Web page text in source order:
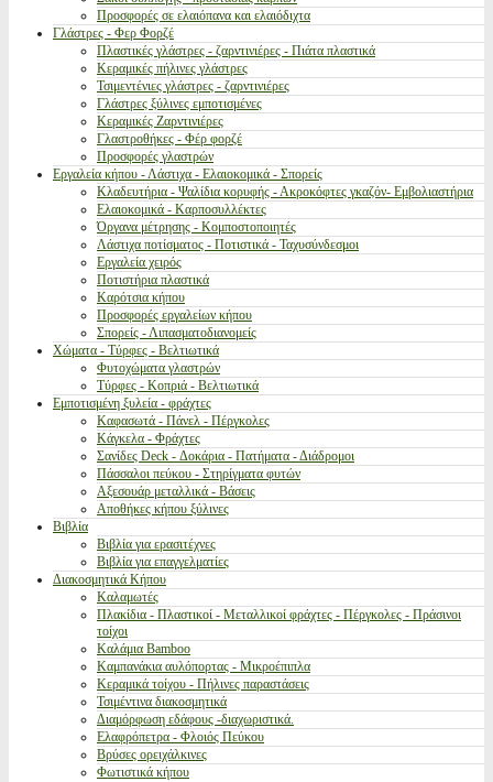
Προσφορές σε ελαιόπανα και ελαιόδιχτα
Γλάστρες - Φερ Φορζέ
Πλαστικές γλάστρες - ζαρντινιέρες - Πιάτα πλαστικά
Κεραμικές πήλινες γλάστρες
Τσιμεντένιες γλάστρες - ζαρντινιέρες
Γλάστρες ξύλινες εμποτισμένες
Κεραμικές Ζαρντινιέρες
Γλαστροθήκες - Φέρ φορζέ
Προσφορές γλαστρών
Εργαλεία κήπου - Λάστιχα - Ελαιοκομικά - Σπορείς
Κλαδευτήρια - Ψαλίδια κορυφής - Ακροκόφτες γκαζόν- Εμβολιαστήρια
Ελαιοκομικά - Καρποσυλλέκτες
Όργανα μέτρησης - Κομποστοποιητές
Λάστιχα ποτίσματος - Ποτιστικά - Ταχυσύνδεσμοι
Εργαλεία χειρός
Ποτιστήρια πλαστικά
Καρότσια κήπου
Προσφορές εργαλείων κήπου
Σπορείς - Λιπασματοδιανομείς
Χώματα - Τύρφες - Βελτιωτικά
Φυτοχώματα γλαστρών
Τύρφες - Κοπριά - Βελτιωτικά
Εμποτισμένη ξυλεία - φράχτες
Καφασωτά - Πάνελ - Πέργκολες
Κάγκελα - Φράχτες
Σανίδες Deck - Δοκάρια - Πατήματα - Διάδρομοι
Πάσσαλοι πεύκου - Στηρίγματα φυτών
Αξεσουάρ μεταλλικά - Βάσεις
Αποθήκες κήπου ξύλινες
Βιβλία
Βιβλία για ερασιτέχνες
Βιβλία για επαγγελματίες
Διακοσμητικά Κήπου
Καλαμωτές
Πλακίδια - Πλαστικοί - Μεταλλικοί φράχτες - Πέργκολες - Πράσινοι
τοίχοι
Καλάμια Bamboo
Καμπανάκια αυλόπορτας - Μικροέπιπλα
Κεραμικά τοίχου - Πήλινες παραστάσεις
Τσιμέντινα διακοσμητικά
Διαμόρφωση εδάφους -διαχωριστικά.
Ελαφρόπετρα - Φλοιός Πεύκου
Βρύσες ορειχάλκινες
Φωτιστικά κήπου